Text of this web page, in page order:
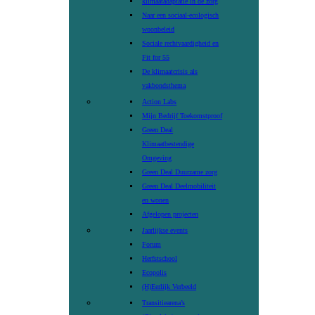
Naar een sociaal-ecologisch
woonbeleid
Sociale rechtvaardigheid en
Fit for 55
De klimaatcrisis als
vakbondsthema
Action Labs
Mijn Bedrijf Toekomstproof
Green Deal
Klimaatbestendige
Omgeving
Green Deal Duurzame zorg
Green Deal Deelmobiliteit
en wonen
Afgelopen projecten
Jaarlijkse events
Forum
Herfstschool
Ecopolis
(H)Eerlijk Verbeeld
Transitiearena’s